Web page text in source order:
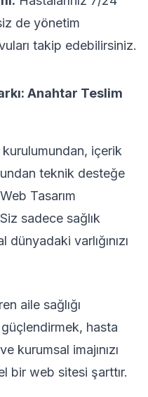
de yönetim
takip edebilirsiniz.
Anahtar Teslim
kurulumundan, içerik
teknik desteğe
Tasarım
sadece sağlık
varlığınızı
aile sağlığı
hasta
kurumsal imajınızı
bir web sitesi şarttır.